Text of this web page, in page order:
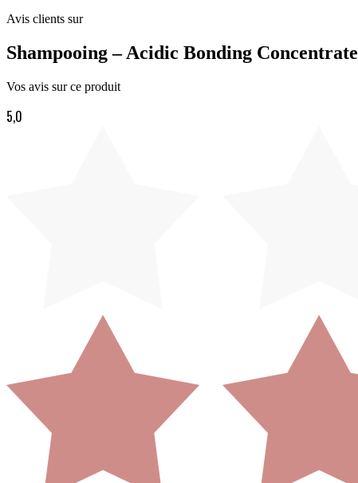
Avis clients sur
Shampooing – Acidic Bonding Concentrate
Vos avis sur ce produit
5,0